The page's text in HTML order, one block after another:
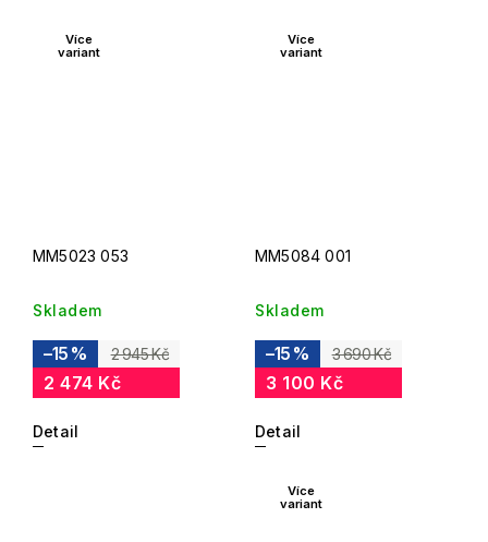
Více
variant
MM5023 053
Skladem
2 945 Kč
–15 %
2 474 Kč
Detail
Více
variant
MM5084 001
Skladem
3 690 Kč
–15 %
3 100 Kč
Detail
Více
variant